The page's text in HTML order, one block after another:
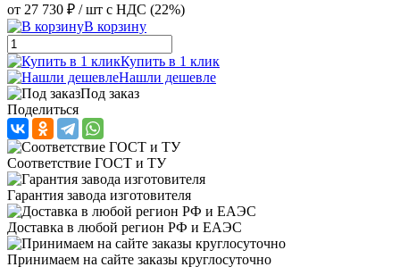
от 27 730 ₽ / шт с НДС (22%)
В корзину
Купить в 1 клик
Нашли дешевле
Под заказ
Поделиться
Соответствие ГОСТ и ТУ
Гарантия завода изготовителя
Доставка в любой регион РФ и ЕАЭС
Принимаем на сайте заказы круглосуточно